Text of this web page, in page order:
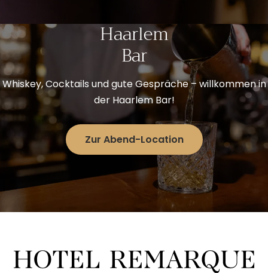
Haarlem
Bar
Whiskey, Cocktails und gute Gespräche – willkommen in
der Haarlem Bar!
Zur Abend-Location